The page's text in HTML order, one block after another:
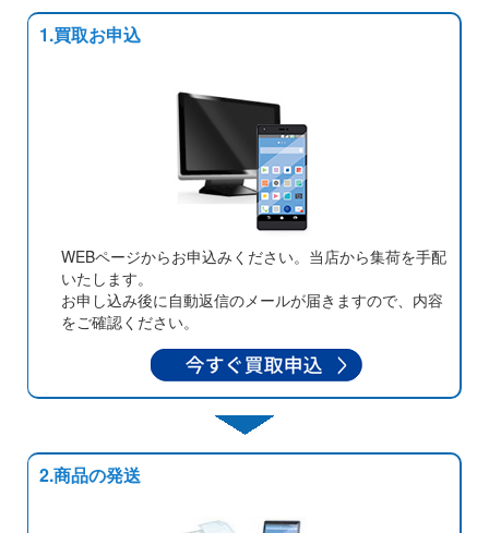
1.買取お申込
WEBページからお申込みください。当店から集荷を手配
いたします。
お申し込み後に自動返信のメールが届きますので、内容
をご確認ください。
2.商品の発送